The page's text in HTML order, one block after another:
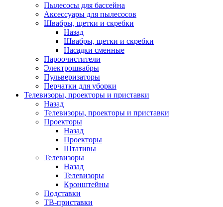
Пылесосы для бассейна
Аксессуары для пылесосов
Швабры, щетки и скребки
Назад
Швабры, щетки и скребки
Насадки сменные
Пароочистители
Электрошвабры
Пульверизаторы
Перчатки для уборки
Телевизоры, проекторы и приставки
Назад
Телевизоры, проекторы и приставки
Проекторы
Назад
Проекторы
Штативы
Телевизоры
Назад
Телевизоры
Кронштейны
Подставки
ТВ-приставки